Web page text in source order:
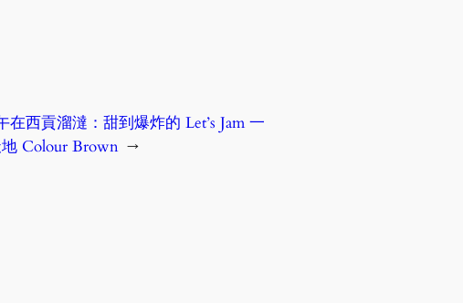
在西貢溜澾：甜到爆炸的 Let’s Jam 一
Colour Brown →